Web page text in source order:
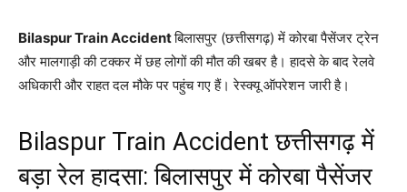
Bilaspur Train Accidentबिलासपुर (छत्तीसगढ़) में कोरबा पैसेंजर ट्रेन
और मालगाड़ी की टक्कर में छह लोगों की मौत की खबर है। हादसे के बाद रेलवे
अधिकारी और राहत दल मौके पर पहुंच गए हैं। रेस्क्यू ऑपरेशन जारी है।
Bilaspur Train Accident छत्तीसगढ़ में
बड़ा रेल हादसा: बिलासपुर में कोरबा पैसेंजर